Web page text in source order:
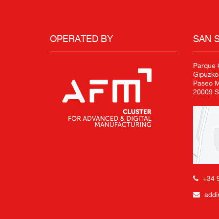
OPERATED BY SAN
Parque
Paseo
20009
+34